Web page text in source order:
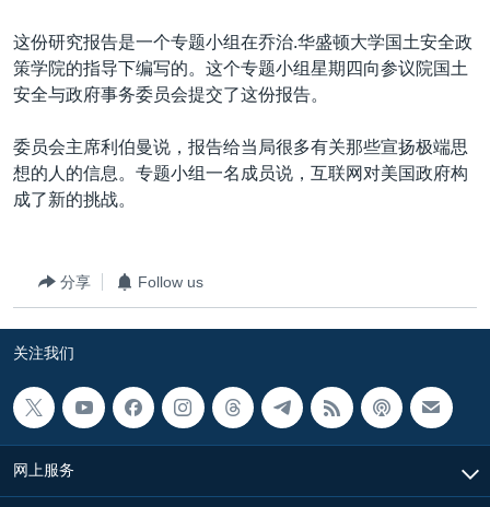
转
到
检
非洲
美洲
全球议题
军事
劳工
环境
国会报道
美中关系
美国建国250周年
埃博拉疫情
关注新疆
VOA今日焦点
中文广播
关注我们
其他语言网站
这份研究报告是一个专题小组在乔治.华盛顿大学国土安全政
策学院的指导下编写的。这个专题小组星期四向参议院国土
安全与政府事务委员会提交了这份报告。
委员会主席利伯曼说，报告给当局很多有关那些宣扬极端思
想的人的信息。专题小组一名成员说，互联网对美国政府构
成了新的挑战。
分享 Follow us
关注我们
网上服务